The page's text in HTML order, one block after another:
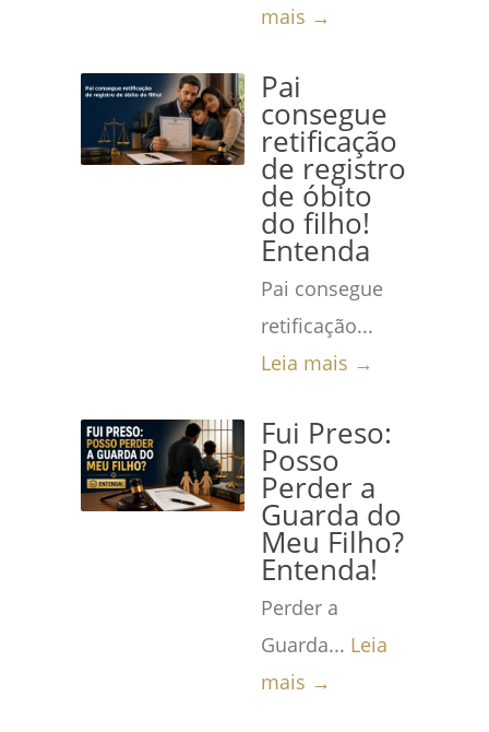
mais →
Pai
consegue
retificação
de registro
de óbito
do filho!
Entenda
Pai consegue
retificação...
Leia mais →
Fui Preso:
Posso
Perder a
Guarda do
Meu Filho?
Entenda!
Perder a
Guarda... Leia
mais →